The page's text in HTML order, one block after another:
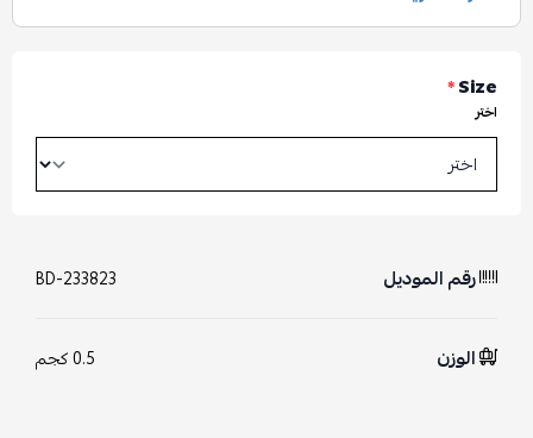
Size
*
اختر
رقم الموديل BD-233823
الوزن 0.5 كجم